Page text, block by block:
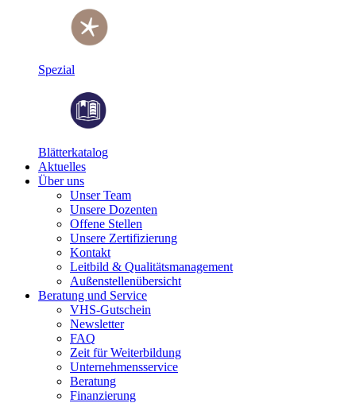
Spezial
Blätterkatalog
Aktuelles
Über uns
Unser Team
Unsere Dozenten
Offene Stellen
Unsere Zertifizierung
Kontakt
Leitbild & Qualitätsmanagement
Außenstellenübersicht
Beratung und Service
VHS-Gutschein
Newsletter
FAQ
Zeit für Weiterbildung
Unternehmensservice
Beratung
Finanzierung